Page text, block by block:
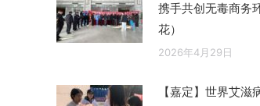
携手共创无毒商务
花）
2026年4月29日
【嘉定】世界艾滋